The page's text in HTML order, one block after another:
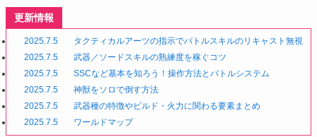
更新情報
2025.7.5
タクティカルアーツの指示でバトルスキルのリキャスト無視
2025.7.5
武器／ソードスキルの熟練度を稼ぐコツ
2025.7.5
SSCなど基本を知ろう！操作方法とバトルシステム
2025.7.5
神獣をソロで倒す方法
2025.7.5
武器種の特徴やビルド・火力に関わる要素まとめ
2025.7.5
ワールドマップ